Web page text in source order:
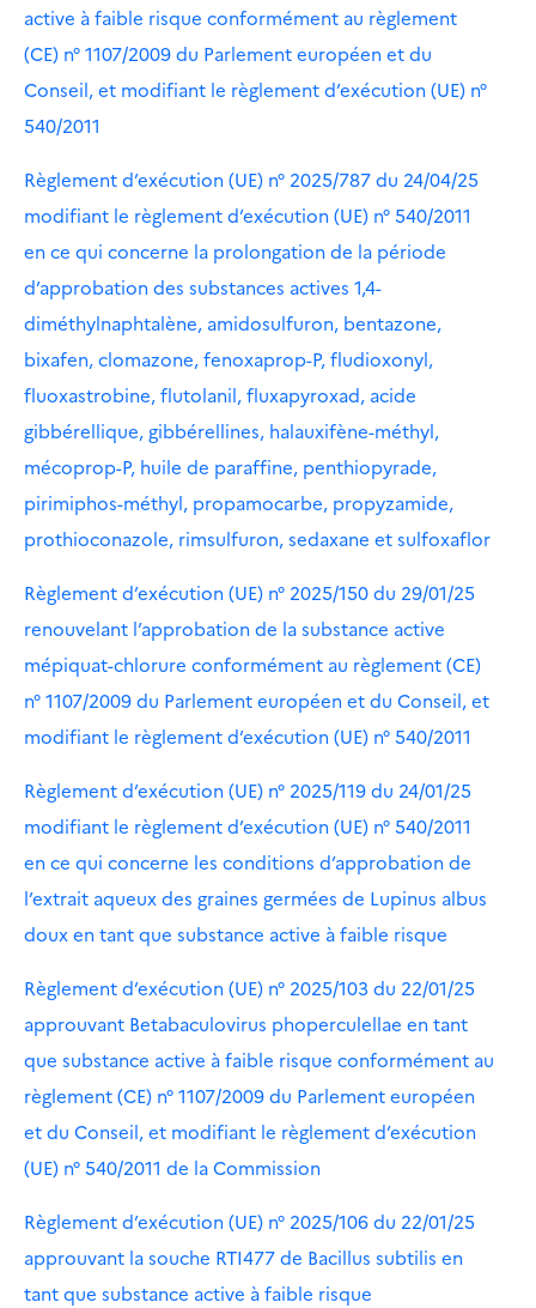
active à faible risque conformément au règlement
(CE) n° 1107/2009 du Parlement européen et du
Conseil, et modifiant le règlement d’exécution (UE) n°
540/2011
Règlement d’exécution (UE) n° 2025/787 du 24/04/25
modifiant le règlement d’exécution (UE) n° 540/2011
en ce qui concerne la prolongation de la période
d’approbation des substances actives 1,4-
diméthylnaphtalène, amidosulfuron, bentazone,
bixafen, clomazone, fenoxaprop-P, fludioxonyl,
fluoxastrobine, flutolanil, fluxapyroxad, acide
gibbérellique, gibbérellines, halauxifène-méthyl,
mécoprop-P, huile de paraffine, penthiopyrade,
pirimiphos-méthyl, propamocarbe, propyzamide,
prothioconazole, rimsulfuron, sedaxane et sulfoxaflor
Règlement d’exécution (UE) n° 2025/150 du 29/01/25
renouvelant l’approbation de la substance active
mépiquat-chlorure conformément au règlement (CE)
n° 1107/2009 du Parlement européen et du Conseil, et
modifiant le règlement d’exécution (UE) n° 540/2011
Règlement d’exécution (UE) n° 2025/119 du 24/01/25
modifiant le règlement d’exécution (UE) n° 540/2011
en ce qui concerne les conditions d’approbation de
l’extrait aqueux des graines germées de Lupinus albus
doux en tant que substance active à faible risque
Règlement d’exécution (UE) n° 2025/103 du 22/01/25
approuvant Betabaculovirus phoperculellae en tant
que substance active à faible risque conformément au
règlement (CE) n° 1107/2009 du Parlement européen
et du Conseil, et modifiant le règlement d’exécution
(UE) n° 540/2011 de la Commission
Règlement d’exécution (UE) n° 2025/106 du 22/01/25
approuvant la souche RTI477 de Bacillus subtilis en
tant que substance active à faible risque